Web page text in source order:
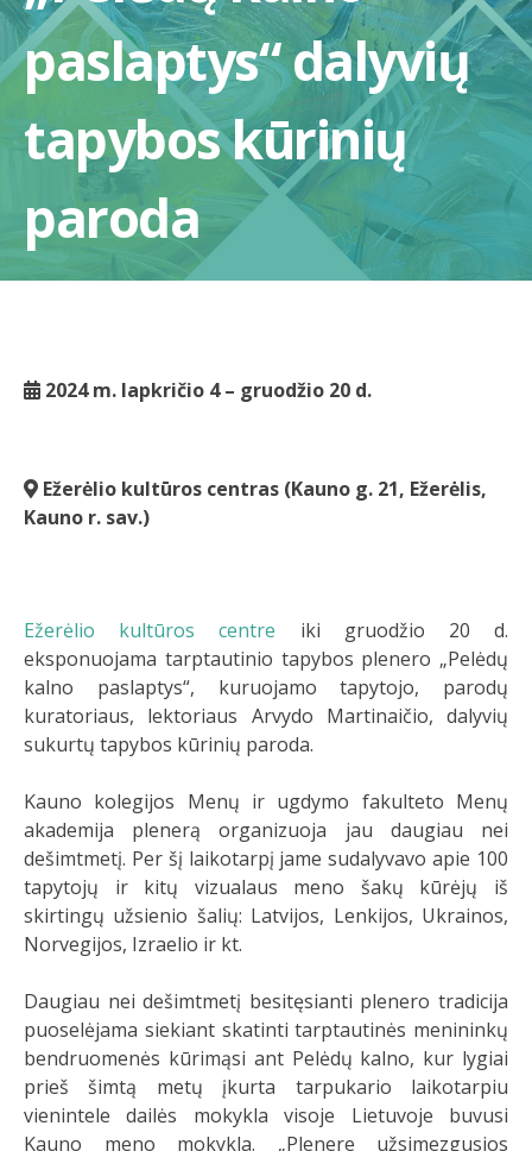
paslaptys“ dalyvių
tapybos kūrinių
paroda
2024 m. lapkričio 4 – gruodžio 20 d.
Ežerėlio kultūros centras (Kauno g. 21, Ežerėlis,
Kauno r. sav.)
Ežerėlio kultūros centre iki gruodžio 20 d.
eksponuojama tarptautinio tapybos plenero „Pelėdų
kalno paslaptys“, kuruojamo tapytojo, parodų
kuratoriaus, lektoriaus Arvydo Martinaičio, dalyvių
sukurtų tapybos kūrinių paroda.
Kauno kolegijos Menų ir ugdymo fakulteto Menų
akademija plenerą organizuoja jau daugiau nei
dešimtmetį. Per šį laikotarpį jame sudalyvavo apie 100
tapytojų ir kitų vizualaus meno šakų kūrėjų iš
skirtingų užsienio šalių: Latvijos, Lenkijos, Ukrainos,
Norvegijos, Izraelio ir kt.
Daugiau nei dešimtmetį besitęsianti plenero tradicija
puoselėjama siekiant skatinti tarptautinės menininkų
bendruomenės kūrimąsi ant Pelėdų kalno, kur lygiai
prieš šimtą metų įkurta tarpukario laikotarpiu
vienintele dailės mokykla visoje Lietuvoje buvusi
Kauno meno mokykla. „Plenere užsimezgusios